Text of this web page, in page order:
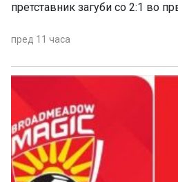
претставник загуби со 2:1 во
пред 11 часа